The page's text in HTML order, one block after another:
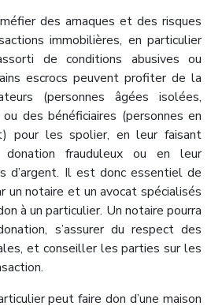
des arnaques et des risques
immobilières, en particulier
de conditions abusives ou
escrocs peuvent profiter de la
(personnes âgées isolées,
des bénéficiaires (personnes en
pour les spolier, en leur faisant
frauduleux ou en leur
d’argent. Il est donc essentiel de
un notaire et un avocat spécialisés
à un particulier. Un notaire pourra
s’assurer du respect des
et conseiller les parties sur les
peut faire don d’une maison